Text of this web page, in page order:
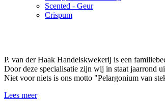
Scented - Geur
Crispum
P. van der Haak Handelskwekerij is een
Door deze specialisatie zijn wij in staat jaarrond
Niet voor niets is ons motto "Pelargonium van
Lees meer